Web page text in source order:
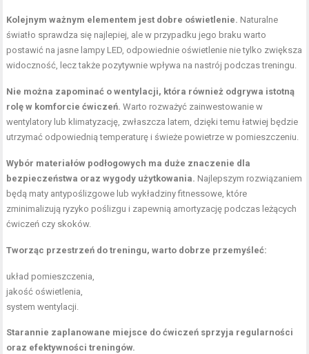
Kolejnym ważnym elementem jest dobre oświetlenie. Naturalne
światło sprawdza się najlepiej, ale w przypadku jego braku warto
postawić na jasne lampy LED, odpowiednie oświetlenie nie tylko zwiększa
widoczność, lecz także pozytywnie wpływa na nastrój podczas treningu.
Nie można zapominać o wentylacji, która również odgrywa istotną
rolę w komforcie ćwiczeń. Warto rozważyć zainwestowanie w
wentylatory lub klimatyzację, zwłaszcza latem, dzięki temu łatwiej będzie
utrzymać odpowiednią temperaturę i świeże powietrze w pomieszczeniu.
Wybór materiałów podłogowych ma duże znaczenie dla
bezpieczeństwa oraz wygody użytkowania. Najlepszym rozwiązaniem
będą maty antypoślizgowe lub wykładziny fitnessowe, które
zminimalizują ryzyko poślizgu i zapewnią amortyzację podczas leżących
ćwiczeń czy skoków.
Tworząc przestrzeń do treningu, warto dobrze przemyśleć:
układ pomieszczenia,
jakość oświetlenia,
system wentylacji.
Starannie zaplanowane miejsce do ćwiczeń sprzyja regularności
oraz efektywności treningów.